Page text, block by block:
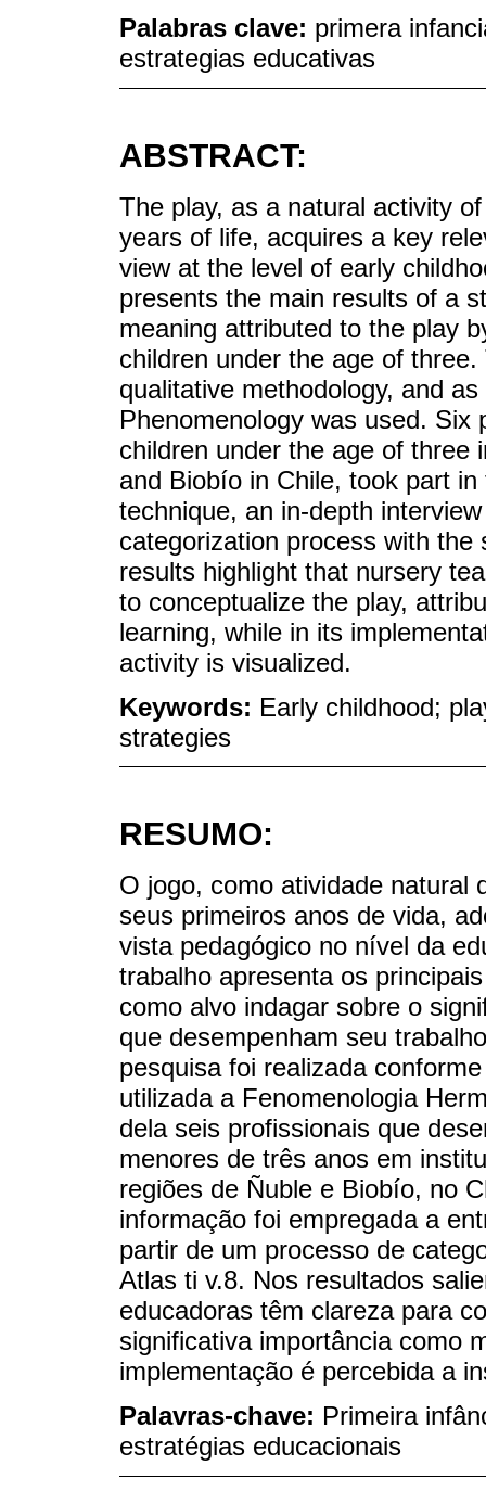
Palabras clave: primera
estrategias educativas
ABSTRACT:
The play, as a natural activity
years of life, acquires a key
view at the level of early
presents the main results of a
meaning attributed to the play
children under the age of
qualitative methodology, and
Phenomenology was used. Six
children under the age of three
and Biobío in Chile, took part
technique, an in-depth
categorization process with
results highlight that nursery
to conceptualize the play,
learning, while in its
activity is visualized.
Keywords: Early childhood;
strategies
RESUMO:
O jogo, como atividade natural
seus primeiros anos de vida,
vista pedagógico no nível da
trabalho apresenta os
como alvo indagar sobre o
que desempenham seu
pesquisa foi realizada
utilizada a Fenomenologia
dela seis profissionais que
menores de três anos em
regiões de Ñuble e Biobío, no
informação foi empregada a
partir de um processo de
Atlas ti v.8. Nos resultados
educadoras têm clareza para
significativa importância como
implementação é percebida a
Palavras-chave: Primeira
estratégias educacionais